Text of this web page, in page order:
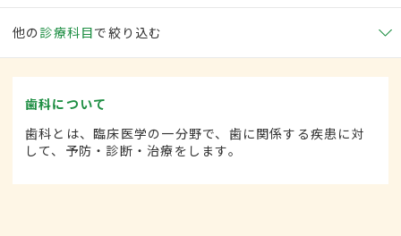
他の 診療科目で絞り込む
歯科について
歯科とは、臨床医学の一分野で、歯に関係する疾患に対
して、予防・診断・治療をします。